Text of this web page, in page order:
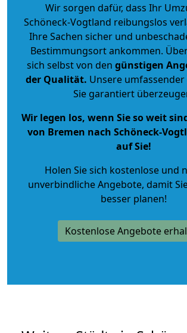
Wir sorgen dafür, dass Ihr
Schöneck-Vogtland reibungslos
Ihre Sachen sicher und
Bestimmungsort ankommen.
sich selbst von den günstigen
der Qualität. Unsere umfassender
Sie garantiert
Wir legen los, wenn Sie so weit
von Bremen nach Schöneck-
auf Sie!
Holen Sie sich kostenlose und
unverbindliche Angebote, damit
besser planen!
Kostenlose Angebote